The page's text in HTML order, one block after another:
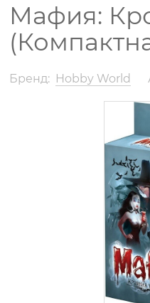
Мафия:
Бренд: Hobby World